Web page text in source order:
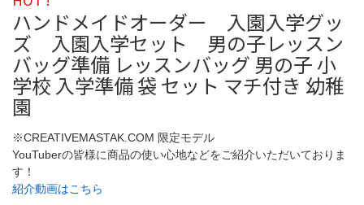
ハンドメイドオーダー 入園入学グッ
ズ 入園入学セット 男の子レッスン
バッグ準備 レッスンバッグ 男の子 小
学校 入学準備 袋 セット マチ付き 幼稚
園
※CREATIVEMASTAK.COM 限定モデル
YouTuberの皆様に商品の使い心地などをご紹介いただいておりま
す！
紹介動画はこちら